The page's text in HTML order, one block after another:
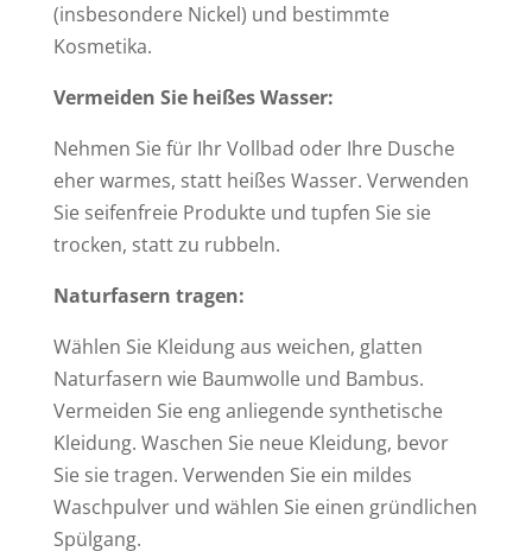
(insbesondere Nickel) und bestimmte
Kosmetika.
Vermeiden Sie heißes Wasser:
Nehmen Sie für Ihr Vollbad oder Ihre Dusche
eher warmes, statt heißes Wasser. Verwenden
Sie seifenfreie Produkte und tupfen Sie sie
trocken, statt zu rubbeln.
Naturfasern tragen:
Wählen Sie Kleidung aus weichen, glatten
Naturfasern wie Baumwolle und Bambus.
Vermeiden Sie eng anliegende synthetische
Kleidung. Waschen Sie neue Kleidung, bevor
Sie sie tragen. Verwenden Sie ein mildes
Waschpulver und wählen Sie einen gründlichen
Spülgang.